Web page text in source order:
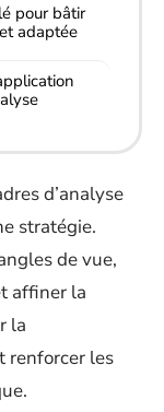
pour bâtir
adaptée
d’analyse
stratégie.
de vue,
affiner la
la
renforcer les